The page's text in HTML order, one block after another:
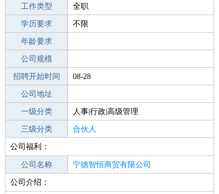
招聘人数 1人
工作类型 全职
性别要求 -
学历要求 不限
工作经验
年龄要求
工作地点
公司规模
公司电话
招聘开始时间 08-28
招聘结束时间
公司地址
一级分类 人事|行政|高级管理
二级分类 高级管理
三级分类 合伙人
其他行业
公司福利：
公司名称 宁德智恒商贸有限公司
公司类型
公司介绍：